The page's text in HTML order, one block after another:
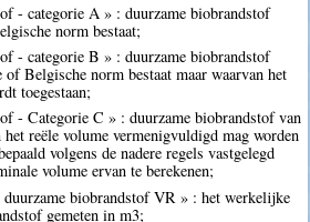
- categorie A » : duurzame biobrandstof
norm bestaat;
- categorie B » : duurzame biobrandstof
of Belgische norm bestaat maar waarvan het
toegestaan;
- Categorie C » : duurzame biobrandstof van
reële volume vermenigvuldigd mag worden
volgens de nadere regels vastgelegd
volume ervan te berekenen;
duurzame biobrandstof VR » : het werkelijke
gemeten in m3;